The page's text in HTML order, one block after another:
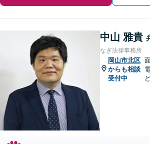
中山 雅貴
なぎ法律事務所
岡山市北区
からも相談
受付中